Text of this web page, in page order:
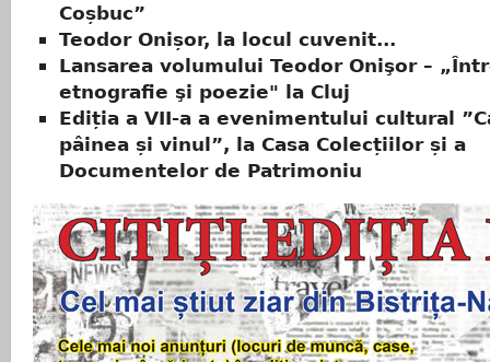
Coșbuc”
Teodor Onișor, la locul cuvenit...
Lansarea volumului Teodor Onişor –
etnografie şi poezie" la Cluj
Ediția a VII-a a evenimentului cultural
pâinea și vinul”, la Casa Colecțiilor și a
Documentelor de Patrimoniu